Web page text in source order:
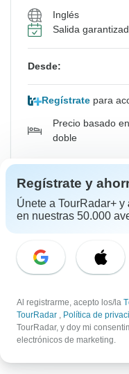
Desde €1,890
Inglés
Salida
Desde:
Regístrate para
Precio basado
doble
Confirmación
Desde Lunes
Inglés
Salida garantizada
Regístrate y
Únete a TourRadar+ y
en nuestras 50.000
Al registrarme, acepto los/la
TourRadar , Política de
TourRadar, y doy mi
electrónicos de marketing.